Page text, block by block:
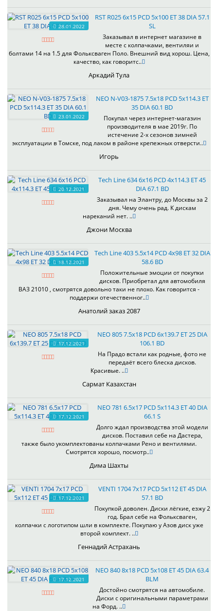
28.01.2022
RST R025 6x15 PCD 5x100 ET 38 DIA 57.1
SL
Заказывал в интернет магазине в
месте с колпачками, вентиляи и
болтами 14 на 1.5 для Фольксваген Поло. Внешний вид хорош. Цена,
качество, как говоритс..
Аркадий Тула
23.01.2022
NEO N-V03-1875 7.5x18 PCD 5x114.3 ET
35 DIA 60.1 BD
Покупал через интернет-магазин
производителя в мае 2019г. По
истечение 2-х сезонов зимней
эксплуатации в Томске, под лаком в районе крепежных отверсти..
Игорь
20.12.2021
Tech Line 634 6x16 PCD 4x114.3 ET 45
DIA 67.1 BD
Заказывал на Элантру, до Москвы за 2
дня. Чему очень рад. К дискам
нареканий нет. ..
Джони Москва
18.12.2021
Tech Line 403 5.5x14 PCD 4x98 ET 32 DIA
58.6 BD
Положительные эмоции от покупки
дисков. Приобретал для автомобиля
ВАЗ 21010 , смотрятся довольно таки не плохо. Как говорится -
поддержи отечественног..
Анатолий заказ 2087
17.12.2021
NEO 805 7.5x18 PCD 6x139.7 ET 25 DIA
106.1 BD
На Прадо встали как родные, фото не
передаёт всего блеска дисков.
Красивые. ..
Сармат Казахстан
17.12.2021
NEO 781 6.5x17 PCD 5x114.3 ET 40 DIA
66.1 S
Долго ждал производства этой модели
дисков. Поставил себе на Дастера,
также было укомплектованы колпачками Рено и вентилями.
Смотрятся хорошо, посмотр..
Дима Шахты
17.12.2021
VENTI 1704 7x17 PCD 5x112 ET 45 DIA
57.1 BD
Покупкой доволен. Диски лёгкие, езжу 2
год. Брал себе на Фольксваген,
колпачки с логотипом шли в комплекте. Покупаю у Азов диск уже
второй комплект. ..
Геннадий Астрахань
17.12.2021
NEO 840 8x18 PCD 5x108 ET 45 DIA 63.4
BLM
Достойно смотрятся на автомобиле.
Диски с оригинальными параметрами
на Форд. ..